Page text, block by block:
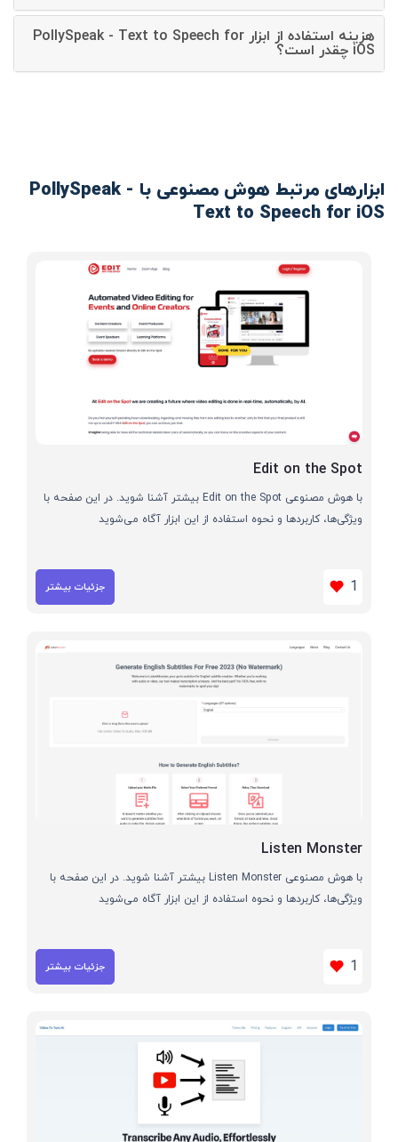
هزینه استفاده از ابزار PollySpeak - Text to Speech for
iOS چقدر است؟
ابزارهای مرتبط هوش مصنوعی با PollySpeak -
Text to Speech for iOS
Edit on the Spot
با هوش مصنوعی Edit on the Spot بیشتر آشنا شوید. در این صفحه با
ویژگی‌ها، کاربردها و نحوه استفاده از این ابزار آگاه می‌شوید
1 جزئیات بیشتر
Listen Monster
با هوش مصنوعی Listen Monster بیشتر آشنا شوید. در این صفحه با
ویژگی‌ها، کاربردها و نحوه استفاده از این ابزار آگاه می‌شوید
1 جزئیات بیشتر